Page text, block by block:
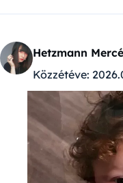
Hetzmann
Közzétéve: